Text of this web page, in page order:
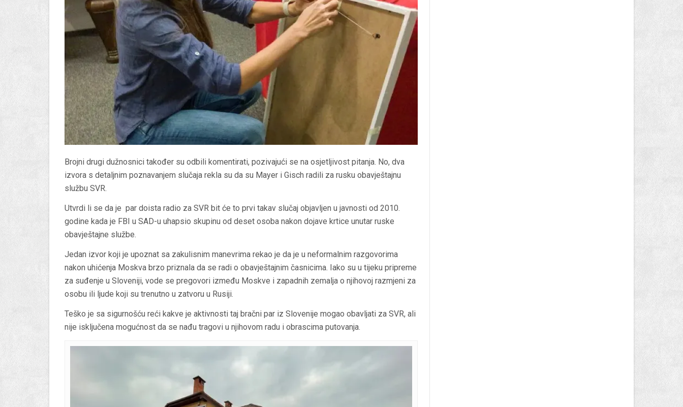
Brojni drugi dužnosnici također su odbili komentirati, pozivajući se na osjetljivost pitanja. No, dva
izvora s detaljnim poznavanjem slučaja rekla su da su Mayer i Gisch radili za rusku obavještajnu
službu SVR.
Utvrdi li se da je par doista radio za SVR bit će to prvi takav slučaj objavljen u javnosti od 2010.
godine kada je FBI u SAD-u uhapsio skupinu od deset osoba nakon dojave krtice unutar ruske
obavještajne službe.
Jedan izvor koji je upoznat sa zakulisnim manevrima rekao je da je u neformalnim razgovorima
nakon uhićenja Moskva brzo priznala da se radi o obavještajnim časnicima. Iako su u tijeku pripreme
za suđenje u Sloveniji, vode se pregovori između Moskve i zapadnih zemalja o njihovoj razmjeni za
osobu ili ljude koji su trenutno u zatvoru u Rusiji.
Teško je sa sigurnošću reći kakve je aktivnosti taj bračni par iz Slovenije mogao obavljati za SVR, ali
nije isključena mogućnost da se nađu tragovi u njihovom radu i obrascima putovanja.